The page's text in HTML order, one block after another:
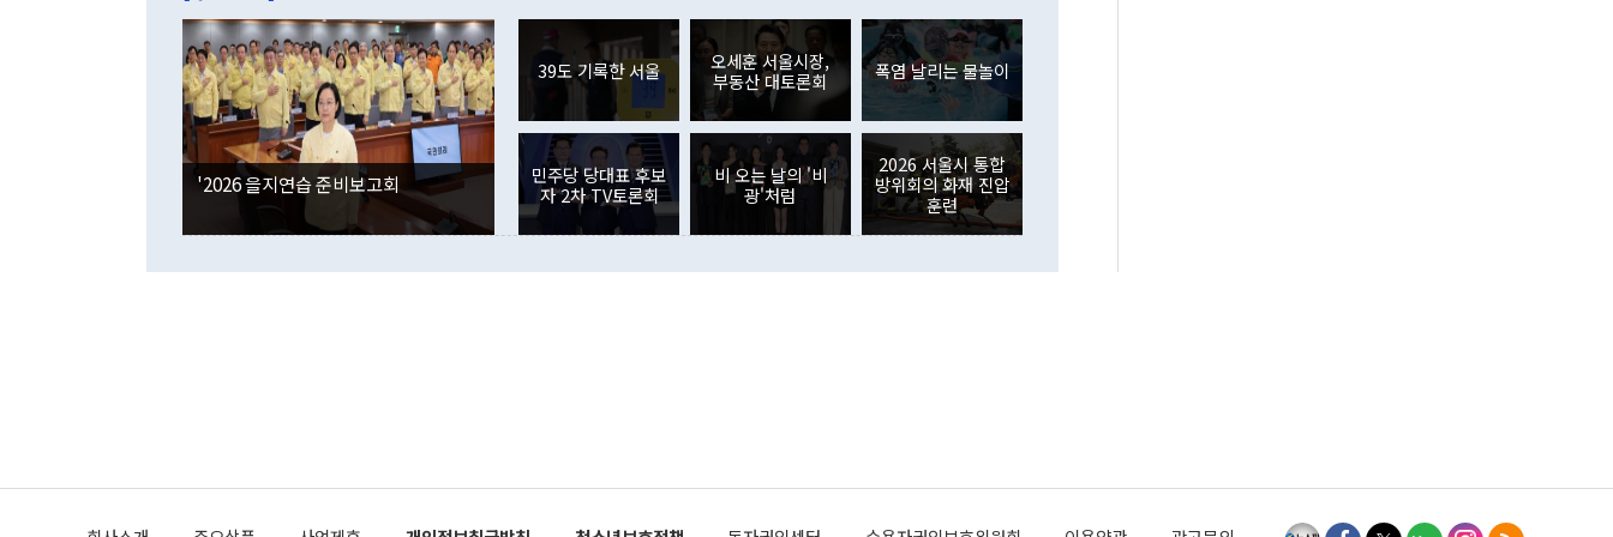
이 9월 러시아 블라디보스토크에서 열리는 '동방경제포럼(EEF)'을 언급하
며 "정부 차원에서 (참석을) 검토하고 있다"고 발언한 데 대해서도 조 장관
은 "그것은 외교부의 몫"이라며 "아직 거기까지 진도가 나가지 않았다"고
잘랐다. 정 장관이 이날 소개한 대북 구상과 설명은 정부 내 조율을 거치지
않았다는 점에서 문제가 있다. 특히 주적 표현 대체와 국호 사용, 9·19 군
사합의 복원, 4자회담 추진 등은 통일부 장관이 결정할 사안이 아니어서 월
권이라는 지적이 나오고 있다. 이 대통령은 정 장관의 업무보고를 듣고 난
뒤 "여기 업무보고에 발표했다고 승인난 건 아니다"라고 재차 확인했다. 정
부의 한 소식통은 "정 장관의 발언 내용은 대부분 국가안전보장회의(NSC)
를 거쳐 결정된 사안이 아닌 정 장관의 개인적 생각에 가깝다"며 "안보 관
련 부처 장관이 정부의 공식 정책이 아닌 사안을 추진하겠다고 업무보고를
하고 대통령의 면전에서 '국군통수권자가 나서야 한다'고 주장한 것은 심각
이나 미국은 북한에 선비핵화를 공식적으로 요구한 적이 없기 때문이다. 지
였던 올해 3월(369억9000만달러)을 넘어선 것이다. 직접투자에서는 내국
인의 해외투자가 80억1000만달러, 외국인의 국내투자가 46억3000만달러
각각 증가했다. 증권투자에서는 외국인의 국내 주식 매도세가 이어졌다. 외
국인의 국내 주식 투자는 차익실현 매도 등의 영향으로 316억1000만달러
감소하며 전월(-310억5000만달러)에 이어 역대 최대 순매도 기록을 다시
경신했다. 외국인의 국내 채권투자는 세계국채지수(WGBI) 자금 유입에도
분기 말 만기도래 영향으로 증가 폭이 줄어든 52억9000만달러를 기록했
다. 내국인의 해외 증권투자는 주식을 중심으로 35억6000만달러 증가했
다. eoyn2@newspim.com
'2026 을지연습 준비보고회
39도 기록한 서울
오세훈 서울시장,
부동산 대토론회
폭염 날리는 물놀이
민주당 당대표 후보
자 2차 TV토론회
비 오는 날의 '비
광'처럼
2026 서울시 통합
방위회의 화재 진압
훈련